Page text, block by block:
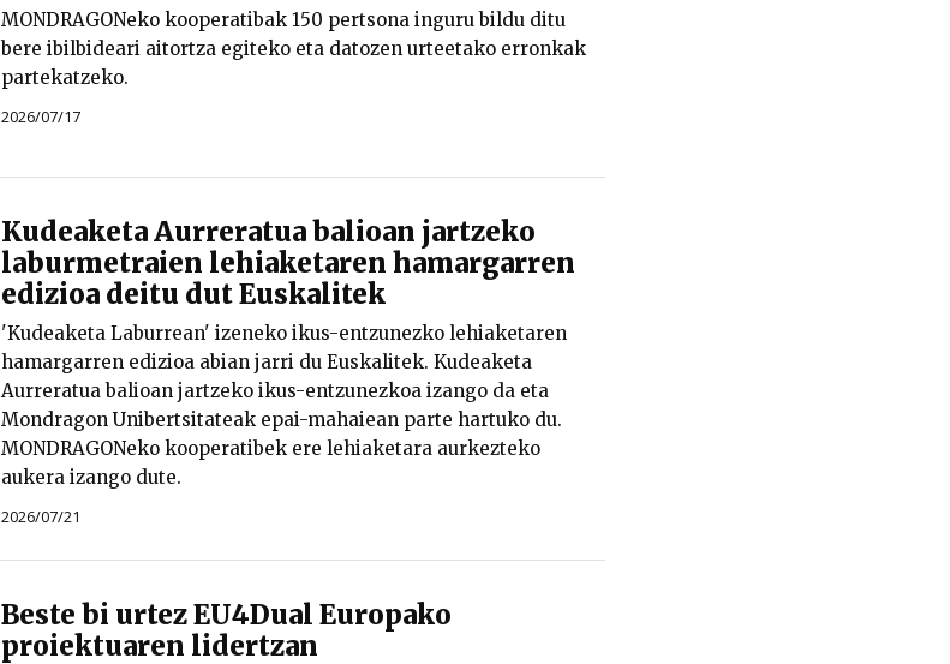
MONDRAGONeko kooperatibak 150 pertsona inguru bildu ditu
bere ibilbideari aitortza egiteko eta datozen urteetako erronkak
partekatzeko.
2026/07/17
Kudeaketa Aurreratua balioan jartzeko
laburmetraien lehiaketaren hamargarren
edizioa deitu dut Euskalitek
'Kudeaketa Laburrean' izeneko ikus-entzunezko lehiaketaren
hamargarren edizioa abian jarri du Euskalitek. Kudeaketa
Aurreratua balioan jartzeko ikus-entzunezkoa izango da eta
Mondragon Unibertsitateak epai-mahaiean parte hartuko du.
MONDRAGONeko kooperatibek ere lehiaketara aurkezteko
aukera izango dute.
2026/07/21
Beste bi urtez EU4Dual Europako
proiektuaren lidertzan